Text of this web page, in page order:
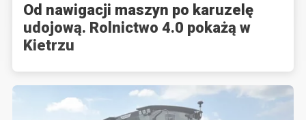
Od nawigacji maszyn po karuzelę
udojową. Rolnictwo 4.0 pokażą w
Kietrzu